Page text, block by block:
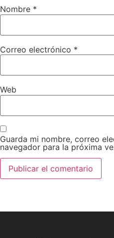
Nombre *
Correo electrónico *
Web
Guarda mi nombre, correo
navegador para la próxima